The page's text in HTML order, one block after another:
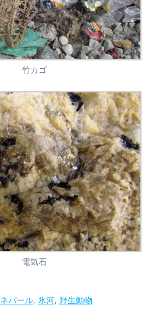
竹カゴ
電気石
ネパール, 氷河, 野生動物